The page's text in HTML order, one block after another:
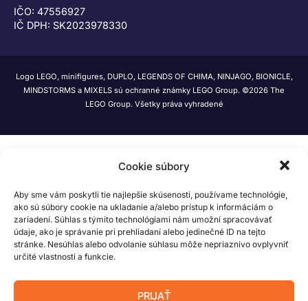
Cookie súbory
Aby sme vám poskytli tie najlepšie skúsenosti, používame technológie,
ako sú súbory cookie na ukladanie a/alebo prístup k informáciám o
zariadení. Súhlas s týmito technológiami nám umožní spracovávať
údaje, ako je správanie pri prehliadaní alebo jedinečné ID na tejto
stránke. Nesúhlas alebo odvolanie súhlasu môže nepriaznivo ovplyvniť
určité vlastnosti a funkcie.
PRIJAŤ
IČO: 47556927
IČ DPH: SK2023978330
Logo LEGO, minifigures, DUPLO, LEGENDS OF CHIMA, NINJAGO, BIONICLE,
MINDSTORMS a MIXELS sú ochranné známky LEGO Group. ©2026 The
LEGO Group. Všetky práva vyhradené